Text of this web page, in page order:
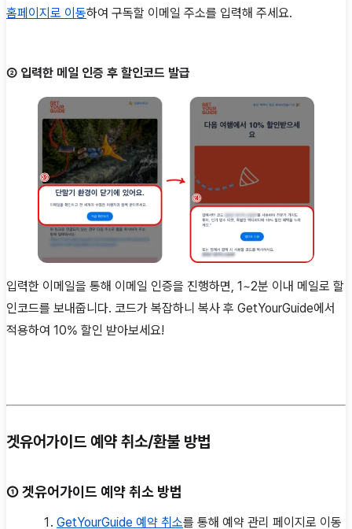
홈페이지로 이동하여 구독할 이메일 주소를 입력해 주세요.
② 입력한 메일 인증 후 할인코드 발급
입력한 이메일을 통해 이메일 인증을 진행하면, 1~2분 이내 메일로 할
인코드를 보내줍니다. 코드가 복잡하니 복사 후 GetYourGuide에서
적용하여 10% 할인 받아보세요!
겟유어가이드 예약 취소/환불 방법
①겟유어가이드 예약 취소 방법
GetYourGuide 예약 취소를 통해 예약 관리 페이지로 이동